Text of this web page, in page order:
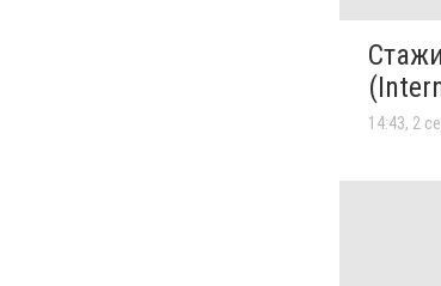
14:43, 2